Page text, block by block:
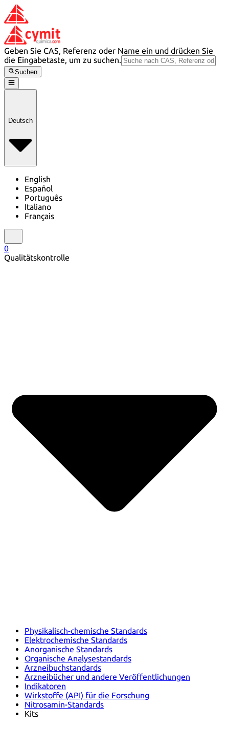
Geben Sie CAS, Referenz oder Name ein und drücken Sie
die Eingabetaste, um zu suchen.
Suchen
Deutsch
English
Español
Português
Italiano
Français
0
Qualitätskontrolle
Physikalisch-chemische Standards
Elektrochemische Standards
Anorganische Standards
Organische Analysestandards
Arzneibuchstandards
Arzneibücher und andere Veröffentlichungen
Indikatoren
Wirkstoffe (API) für die Forschung
Nitrosamin-Standards
Kits